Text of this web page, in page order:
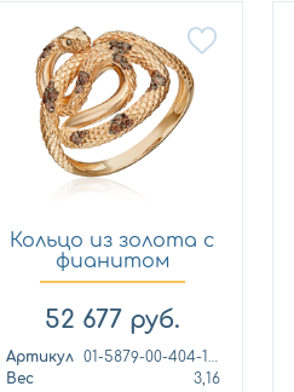
Кольцо из золота с
фианитом
Платина 0...
52 677 руб.
Артикул
01-5879-00-404-1110
Вес
3,16